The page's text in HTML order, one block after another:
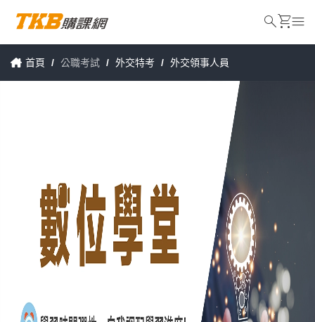
首頁 / 公職考試 / 外交特考 / 外交領事人員
searchshopping_cartmenu